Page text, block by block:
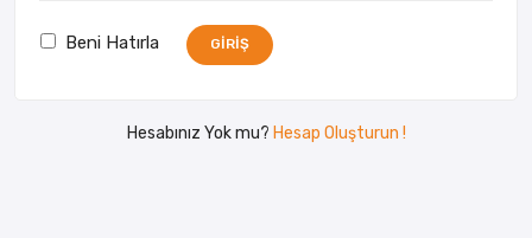
Beni Hatırla GIRIŞ
Hesabınız Yok mu? Hesap Oluşturun !